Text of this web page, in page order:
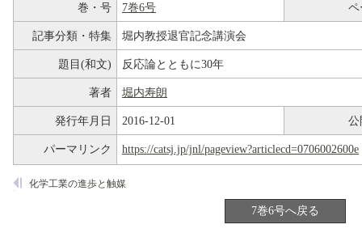
巻・号 7巻6号 ペ
記事分類・特集 堀内教授退官記念講演会
題目(和文) 反応論とともに30年
著者 堀内寿朗
発行年月日 2016-12-01 公
パーマリンク https://catsj.jp/jnl/pageview?articlecd=0706002600e
化学工業の進歩と触媒
7巻6号へ戻る